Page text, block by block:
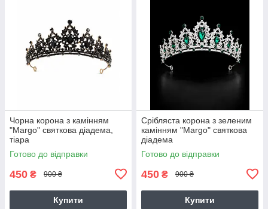
Чорна корона з камінням
"Margo" святкова діадема,
тіара
Готово до відправки
450 ₴ 900 ₴
Купити
Срібляста корона з зеленим
камінням "Margo" святкова
діадема
Готово до відправки
450 ₴ 900 ₴
Купити